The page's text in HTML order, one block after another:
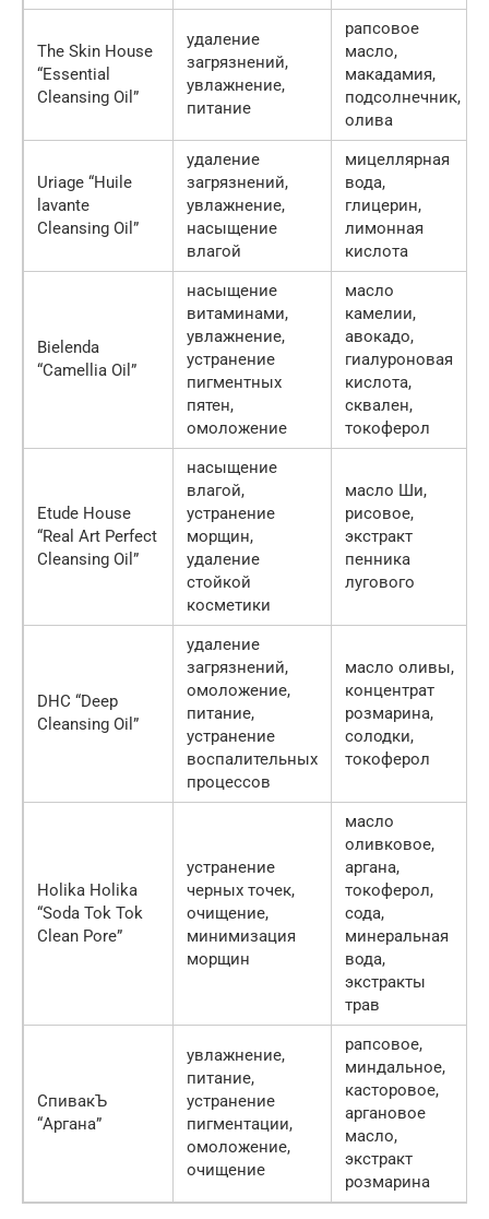
The Skin House
“Essential
Cleansing Oil”
удаление
загрязнений,
увлажнение,
питание
рапсовое
масло,
макадамия,
подсолнечник,
олива
Uriage “Huile
lavante
Cleansing Oil”
удаление
загрязнений,
увлажнение,
насыщение
влагой
мицеллярная
вода,
глицерин,
лимонная
кислота
Bielenda
“Camellia Oil”
насыщение
витаминами,
увлажнение,
устранение
пигментных
пятен,
омоложение
масло
камелии,
авокадо,
гиалуроновая
кислота,
сквален,
токоферол
Etude House
“Real Art Perfect
Cleansing Oil”
насыщение
влагой,
устранение
морщин,
удаление
стойкой
косметики
масло Ши,
рисовое,
экстракт
пенника
лугового
DHC “Deep
Cleansing Oil”
удаление
загрязнений,
омоложение,
питание,
устранение
воспалительных
процессов
масло оливы,
концентрат
розмарина,
солодки,
токоферол
Holika Holika
“Soda Tok Tok
Clean Pore”
устранение
черных точек,
очищение,
минимизация
морщин
масло
оливковое,
аргана,
токоферол,
сода,
минеральная
вода,
экстракты
трав
СпивакЪ
“Аргана”
увлажнение,
питание,
устранение
пигментации,
омоложение,
очищение
рапсовое,
миндальное,
касторовое,
аргановое
масло,
экстракт
розмарина